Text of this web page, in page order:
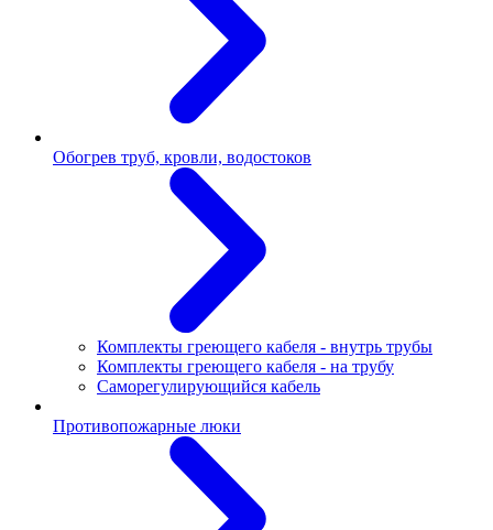
Обогрев труб, кровли, водостоков
Комплекты греющего кабеля - внутрь трубы
Комплекты греющего кабеля - на трубу
Саморегулирующийся кабель
Противопожарные люки